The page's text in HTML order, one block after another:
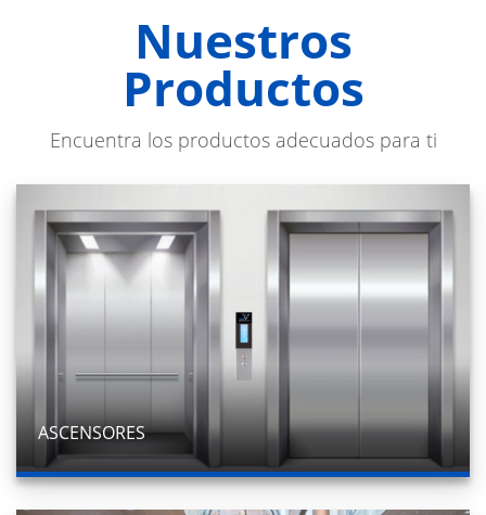
Nuestros
Productos
Encuentra los productos adecuados para ti
ASCENSORES